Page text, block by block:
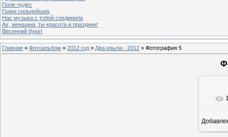
Поле чудес
Гонки сильнейших
Нас музыка с тобой соединила
Ах, женщина, ты красота и праздник!
Весенний букет
Главная » Фотоальбом » 2012 год » Два крыла - 2012 » Фотография 5